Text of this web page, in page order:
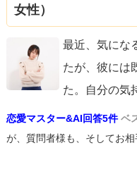
女性）
最近、気にな
たが、彼には
た。自分の気
恋愛マスター&AI回答5件 ベ
が、質問者様も、そしてお